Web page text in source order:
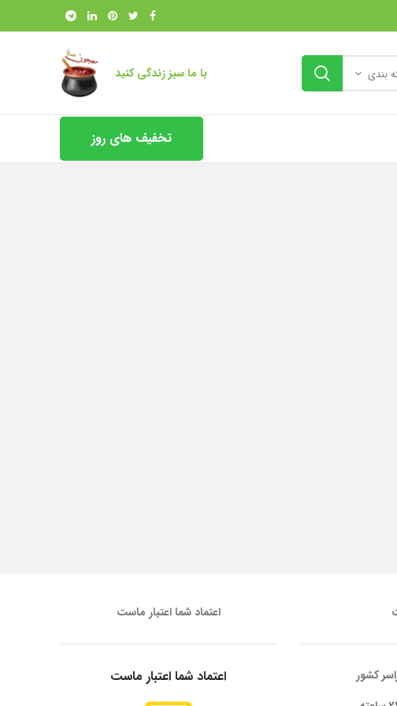
بندی با ما سبز زندگی کنید
تخفیف های روز
کشور
اعتماد شما اعتبار ماست
اعتماد شما اعتبار ماست